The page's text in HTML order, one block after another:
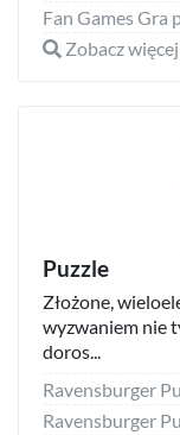
Zobacz więcej
Puzzle
Złożone,
wyzwaniem nie
doros...
Ravensburger